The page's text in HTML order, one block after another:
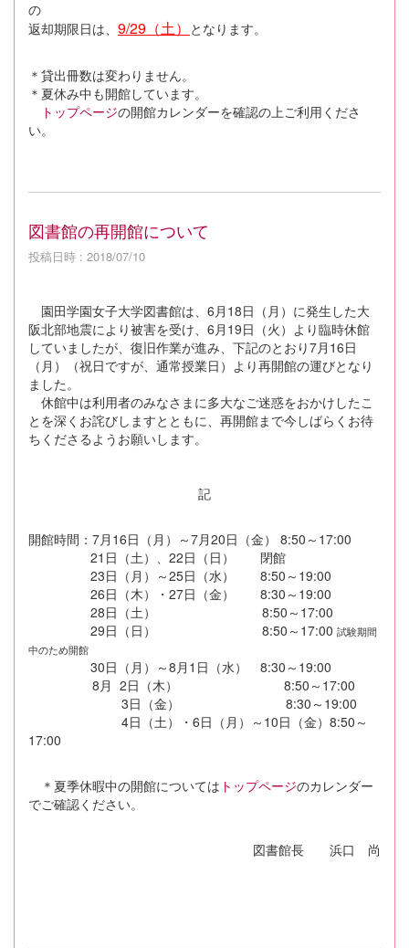
の
返却期限日は、 9/29（土） となります。
＊貸出冊数は変わりません。
＊夏休み中も開館しています。
トップページの開館カレンダーを確認の上ご利用くださ
い。
図書館の再開館について
投稿日時 : 2018/07/10
園田学園女子大学図書館は、6月18日（月）に発生した大
阪北部地震により被害を受け、6月19日（火）より臨時休館
していましたが、復旧作業が進み、下記のとおり7月16日
（月）（祝日ですが、通常授業日）より再開館の運びとなり
ました。
休館中は利用者のみなさまに多大なご迷惑をおかけしたこ
とを深くお詫びしますとともに、再開館まで今しばらくお待
ちくださるようお願いします。
記
開館時間：7月16日（月）～7月20日（金） 8:50～17:00
21日（土）、22日（日） 閉館
23日（月）～25日（水） 8:50～19:00
26日（木）・27日（金） 8:30～19:00
28日（土） 8:50～17:00
29日（日） 8:50～17:00 試験期間
中のため開館
30日（月）～8月1日（水） 8:30～19:00
8月 2日（木） 8:50～17:00
3日（金） 8:30～19:00
4日（土）・6日（月）～10日（金）8:50～
17:00
＊夏季休暇中の開館については トップページのカレンダー
でご確認ください。
図書館長 浜口 尚